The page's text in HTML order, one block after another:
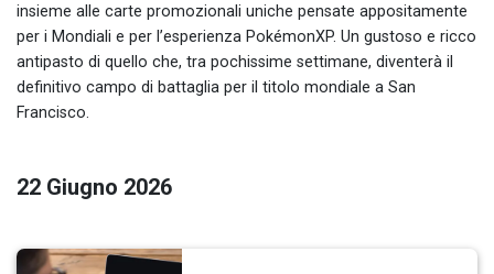
insieme alle carte promozionali uniche pensate appositamente
per i Mondiali e per l’esperienza PokémonXP. Un gustoso e ricco
antipasto di quello che, tra pochissime settimane, diventerà il
definitivo campo di battaglia per il titolo mondiale a San
Francisco.
22 Giugno 2026